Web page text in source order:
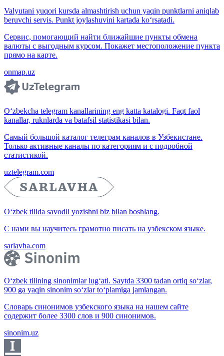
Valyutani yuqori kursda almashtirish uchun yaqin punktlarni aniqlab
beruvchi servis. Punkt joylashuvini kartada ko‘rsatadi.
Сервис, помогающий найти ближайшие пункты обмена
валюты с выгодным курсом. Покажет местоположение пункта
прямо на карте.
onmap.uz
O‘zbekcha telegram kanallarining eng katta katalogi. Faqt faol
kanallar, ruknlarda va batafsil statistikasi bilan.
Самый большой каталог телеграм каналов в Узбекистане.
Только активные каналы по категориям и с подробной
статистикой.
uztelegram.com
O‘zbek tilida savodli yozishni biz bilan boshlang.
С нами вы научитесь грамотно писать на узбекском языке.
sarlavha.com
O‘zbek tilining sinonimlar lug‘ati. Saytda 3300 tadan ortiq so‘zlar,
900 ga yaqin sinonim so‘zlar to‘plamiga jamlangan.
Словарь синонимов узбекского языка на нашем сайте
содержит более 3300 слов и 900 синонимов.
sinonim.uz